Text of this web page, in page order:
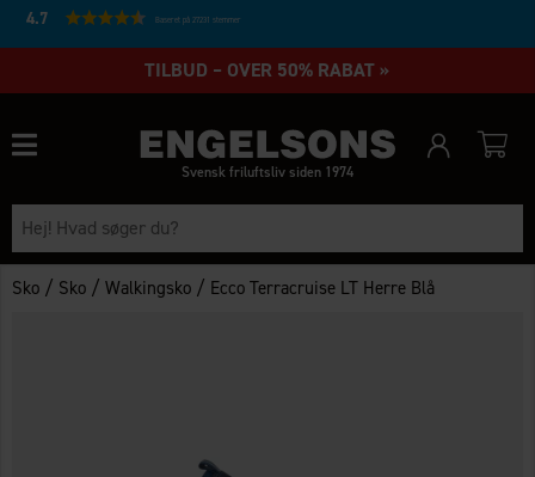
4.7 Baseret på 27231 stemmer
TILBUD – OVER 50% RABAT »
Svensk friluftsliv siden 1974
Sko / Sko /Walkingsko / Ecco Terracruise LT Herre Blå